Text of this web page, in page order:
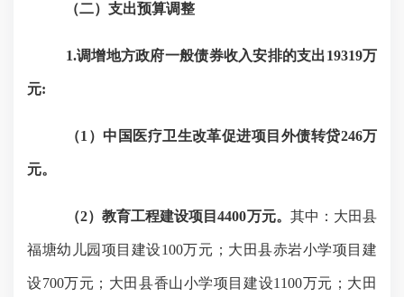
（二）支出预算调整
1.调增地方政府一般债券收入安排的支出19319万
元:
（1）中国医疗卫生改革促进项目外债转贷246万
元。
（2）教育工程建设项目4400万元。 其中：大田县
福塘幼儿园项目建设100万元；大田县赤岩小学项目建
设700万元；大田县香山小学项目建设1100万元；大田